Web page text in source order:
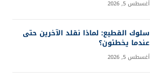
أغسطس 5, 2026
سلوك القطيع: لماذا نقلد الآخرين حتى
عندما يخطئون؟
أغسطس 5, 2026